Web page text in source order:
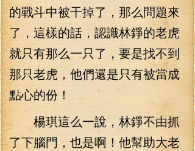
的戰斗中被干掉了，那么問題來
了，這樣的話，認識林錚的老虎
就只有那么一只了，要是找不到
那只老虎，他們還是只有被當成
點心的份！
楊琪這么一說，林錚不由抓
了下腦門，也是啊！他幫助大老